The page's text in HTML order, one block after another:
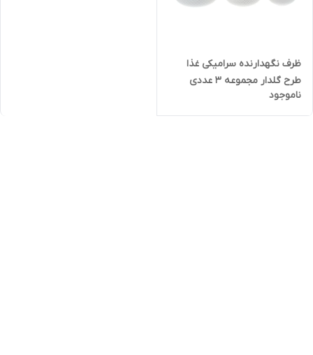
ظرف نگهدارنده سرامیکی غذا
طرح گلدار مجموعه 3 عددی
ناموجود